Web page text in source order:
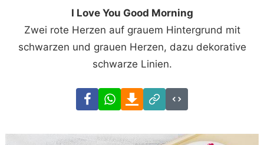
I Love You Good Morning
Zwei rote Herzen auf grauem Hintergrund mit
schwarzen und grauen Herzen, dazu dekorative
schwarze Linien.
FacebookWhatsAppDownload
Link
Code